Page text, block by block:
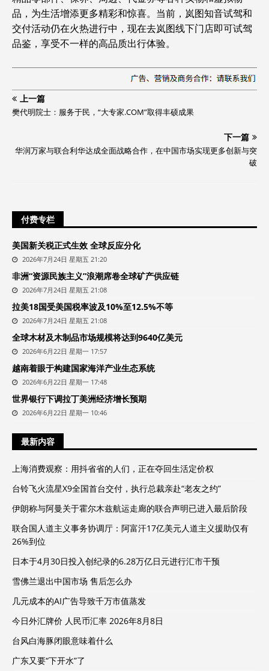
品，为生活增添更多精彩和惊喜。当前，岚图知音试驾和
交付活动仍在火热进行中，现在去岚图线下门店即可试驾
品鉴，享受不一样的高品质出行体验。
上一篇
樊代明院士：服务于民，“大专家.COM”取得丰硕成果
下一篇
华润万家与联合利华达成全面战略合作，在中国市场实现更多创新与突
破
付费专栏
美国新关税正式生效 全球反应分化
2026年7月24日 星期五 21:20
非洲“资源民族主义”浪潮席卷全球矿产供应链
2026年7月24日 星期五 21:08
拉美18国受美国税率波及10%至12.5%不等
2026年7月24日 星期五 21:08
全球木材及木制品市场规模将达到9640亿美元
2026年6月22日 星期一 17:57
越南着眼于构建国家海洋产业生态系统
2026年6月22日 星期一 17:48
世界银行下调拉丁美洲经济增长预期
2026年6月22日 星期一 10:46
最新内容
上海消费观察：用抖省省的人们，正在夺回生活定价权
台铃飞火流星X9全国首台交付，执行总裁亲赴“老友之约”
伊朗称与阿曼关于霍尔木兹航运走廊的联合声明已进入最后阶段
联合国人道主义事务协调厅：阿富汗17亿美元人道主义援助仅有
26%到位
日本于4月30日投入创纪录的6.28万亿日元进行汇市干预
雪佛兰退出中国市场 售后怎么办
几元成本的AI广告导致千万市值蒸发
今日外汇牌价 人民币汇率 2026年8月8日
台风白海豚闭眼意味着什么
广东又要“下开水”了